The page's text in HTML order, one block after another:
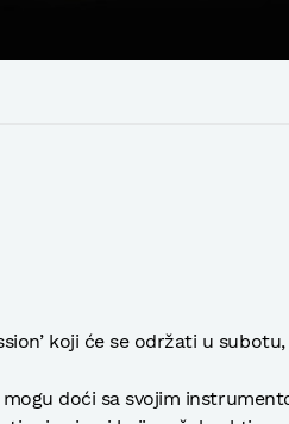
koji će se održati u subotu,
doći sa svojim